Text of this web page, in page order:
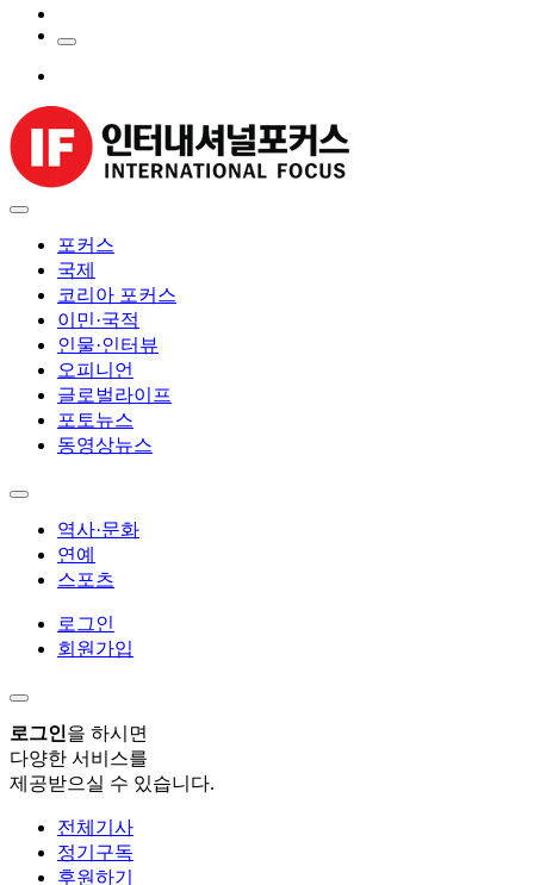
포커스
국제
코리아 포커스
이민·국적
인물·인터뷰
오피니언
글로벌라이프
포토뉴스
동영상뉴스
역사·문화
연예
스포츠
로그인
회원가입
로그인을 하시면
다양한 서비스를
제공받으실 수 있습니다.
전체기사
정기구독
후원하기